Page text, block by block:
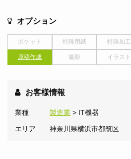
オプション
ポケット 特殊用紙 特殊加工
原稿作成 撮影 イラスト
お客様情報
業種 製造業 > IT機器
エリア 神奈川県横浜市都筑区